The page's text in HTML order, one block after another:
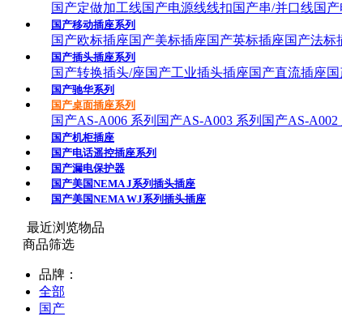
国产定做加工线国产电源线线扣国产串/并口线国
国产移动插座系列
国产欧标插座国产美标插座国产英标插座国产法标
国产插头插座系列
国产转换插头/座国产工业插头插座国产直流插座
国产驰华系列
国产桌面插座系列
国产AS-A006 系列 国产AS-A003 系列 国产AS-A002
国产机柜插座
国产电话遥控插座系列
国产漏电保护器
国产美国NEMA J系列插头插座
国产美国NEMA WJ系列插头插座
最近浏览物品
商品筛选
品牌：
全部
国产